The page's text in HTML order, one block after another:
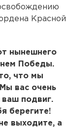
Красной
нынешнего
Победы.
что мы
вас очень
подвиг.
берегите!
выходите, а